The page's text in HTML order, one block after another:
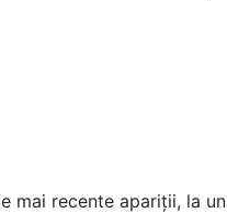
mai recente apariții, la un